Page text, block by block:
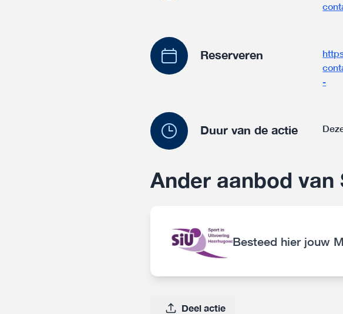
Reserveren
-
Duur van de actie
Ander aanbod van
Besteed hier jouw
Deel actie